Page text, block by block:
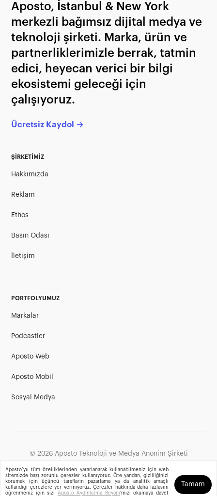
Aposto, İstanbul & New York
merkezli bağımsız dijital medya ve
teknoloji şirketi. Marka, ürün ve
partnerliklerimizle berrak, tatmin
edici, heyecan verici bir bilgi
ekosistemi geleceği için
çalışıyoruz.
Ücretsiz Kaydol →
ŞİRKETİMİZ
Hakkımızda
Reklam
Ethos
Basın Odası
İletişim
PORTFOLYUMUZ
Markalar
Podcastler
Aposto Web
Aposto Mobil
Sosyal Medya
© 2026Aposto Teknoloji ve Medya Anonim Şirketi
Aposto’yu tüm özelliklerinden yararlanarak kullanabilmeniz için web
sitemizde bazı zorunlu çerezler kullanıyoruz. Öte yandan, gizliliğinizi
korumak için üçüncü tarafların pazarlama ya da analitik amaçlı
kullandığı çerezlere yer vermiyoruz. Çerezler hakkında daha fazlasını
öğrenmeniz için sizi
Aposto Aydınlatma Beyanı'mızı okumaya davet
Tamam